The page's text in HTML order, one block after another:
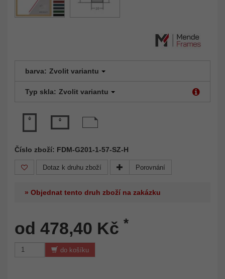
barva: Zvolit variantu
Typ skla: Zvolit variantu
Číslo zboží: FDM-G201-1-57-SZ-H
Dotaz k druhu zboží Porovnání
» Objednat tento druh zboží na zakázku
od 478,40 Kč *
do košíku